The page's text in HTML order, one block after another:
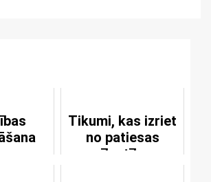
Tikumi, kas izriet
no patiesas
mīlestības